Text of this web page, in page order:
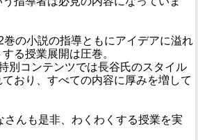
巻の小説の指導ともにアイデアに溢れ
る授業展開は圧巻。
別コンテンツでは長谷氏のスタイル
おり、すべての内容に厚みを増して
さんも是非、わくわくする授業を実